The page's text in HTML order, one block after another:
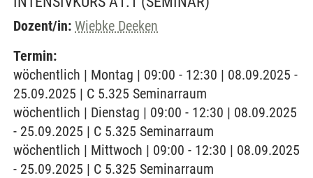
Dozent/in: Wiebke Deeken
Termin:
wöchentlich | Montag | 09:00 - 12:30 | 08.09.2025 -
25.09.2025 | C 5.325 Seminarraum
wöchentlich | Dienstag | 09:00 - 12:30 | 08.09.2025
- 25.09.2025 | C 5.325 Seminarraum
wöchentlich | Mittwoch | 09:00 - 12:30 | 08.09.2025
- 25.09.2025 | C 5.325 Seminarraum